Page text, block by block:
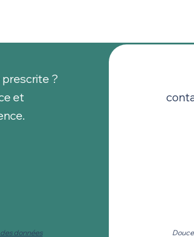
prescrite ?
et
données